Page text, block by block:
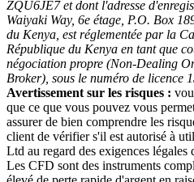
ZQU6JE7 et dont l'adresse
Waiyaki Way, 6e étage, P.O. Box
du Kenya, est réglementée par la
République du Kenya en tant que
négociation propre (Non-Dealing
Broker), sous le numéro de licence
Avertissement sur les risques :
que ce que vous pouvez vous
assurer de bien comprendre les
client de vérifier s'il est autorisé à
Ltd au regard des exigences légales
Les CFD sont des instruments